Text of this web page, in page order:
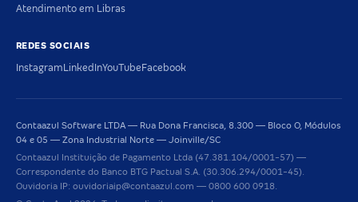
Atendimento em Libras
REDES SOCIAIS
InstagramLinkedInYouTubeFacebook
Contaazul Software LTDA — Rua Dona Francisca, 8.300 — Bloco O, Módulos
04 e 05 — Zona Industrial Norte — Joinville/SC
Contaazul Instituição de Pagamento Ltda (47.381.104/0001-57) —
Correspondente do Banco BTG Pactual S.A. (30.306.294/0001-45).
Ouvidoria IP: ouvidoriaip@contaazul.com — 0800 600 0918.